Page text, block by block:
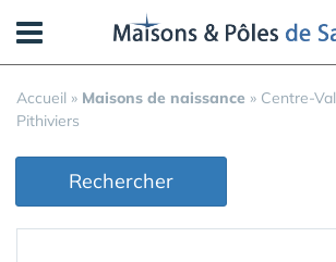
Accueil » Maisons de naissance » Centre-
Pithiviers
Rechercher
Panneau de gestion des cookies